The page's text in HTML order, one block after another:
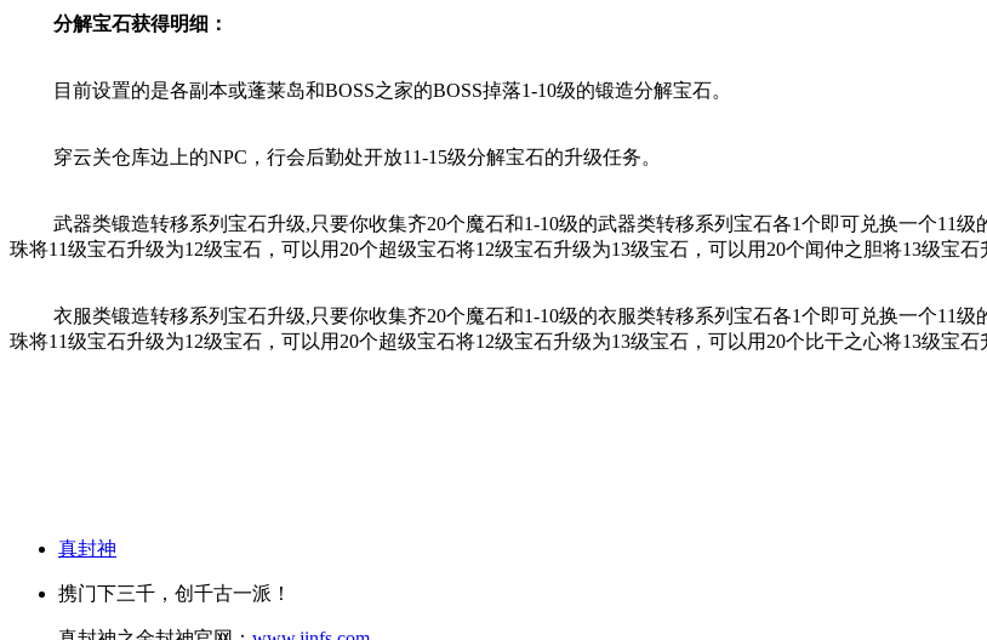
分解宝石获得明细：
目前设置的是各副本或蓬莱岛和BOSS之家的BOSS掉落1-10级的锻造分解宝石。
穿云关仓库边上的NPC，行会后勤处开放11-15级分解宝石的升级任务。
武器类锻造转移系列宝石升级,只要你收集齐20个魔石和1-10级的武器类转移系列宝石各1个即可兑换一个11级
珠将11级宝石升级为12级宝石，可以用20个超级宝石将12级宝石升级为13级宝石，可以用20个闻仲之胆将13级宝
衣服类锻造转移系列宝石升级,只要你收集齐20个魔石和1-10级的衣服类转移系列宝石各1个即可兑换一个11级
珠将11级宝石升级为12级宝石，可以用20个超级宝石将12级宝石升级为13级宝石，可以用20个比干之心将13级宝
真封神
携门下三千，创千古一派！